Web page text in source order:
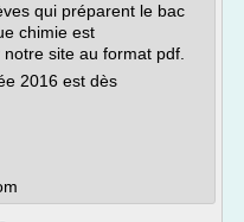
qui préparent le bac
chimie est
site au format pdf.
2016 est dès